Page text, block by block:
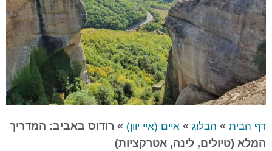
דף הבית » הבלוג » איים (איי יוון) » רודוס באביב: המדריך
המלא (טיולים, לינה, אטרקציות)